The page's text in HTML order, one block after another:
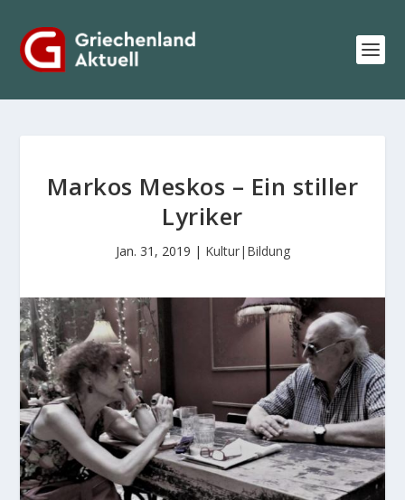
Markos Meskos – Ein stiller
Lyriker
Jan. 31, 2019 | Kultur|Bildung